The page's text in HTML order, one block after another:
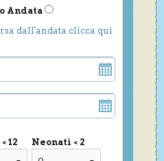
Andata
dall'andata clicca qui
12 Neonati < 2